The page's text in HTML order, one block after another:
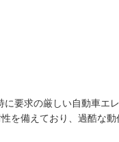
要求の厳しい自動車エ
を備えており、過酷な